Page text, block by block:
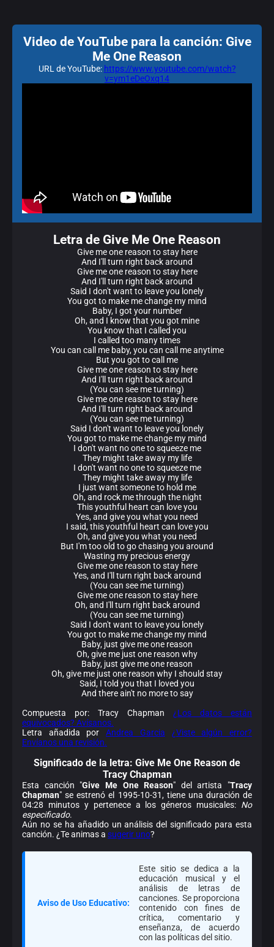
Video de YouTube para la canción: Give
Me One Reason
URL de YouTube: https://www.youtube.com/watch?
v=ym1eDeOxq14
Letra de Give Me One Reason
Give me one reason to stay here
And I'll turn right back around
Give me one reason to stay here
And I'll turn right back around
Said I don't want to leave you lonely
You got to make me change my mind
Baby, I got your number
Oh, and I know that you got mine
You know that I called you
I called too many times
You can call me baby, you can call me anytime
But you got to call me
Give me one reason to stay here
And I'll turn right back around
(You can see me turning)
Give me one reason to stay here
And I'll turn right back around
(You can see me turning)
Said I don't want to leave you lonely
You got to make me change my mind
I don't want no one to squeeze me
They might take away my life
I don't want no one to squeeze me
They might take away my life
I just want someone to hold me
Oh, and rock me through the night
This youthful heart can love you
Yes, and give you what you need
I said, this youthful heart can love you
Oh, and give you what you need
But I'm too old to go chasing you around
Wasting my precious energy
Give me one reason to stay here
Yes, and I'll turn right back around
(You can see me turning)
Give me one reason to stay here
Oh, and I'll turn right back around
(You can see me turning)
Said I don't want to leave you lonely
You got to make me change my mind
Baby, just give me one reason
Oh, give me just one reason why
Baby, just give me one reason
Oh, give me just one reason why I should stay
Said, I told you that I loved you
And there ain't no more to say
Compuesta por: Tracy Chapman ¿Los datos están
equivocados? Avísanos.
Letra añadida porAndrea Garcia
¿Viste algún error?
Envíanos una revisión.
Significado de la letra: Give Me One Reason de
Tracy Chapman
Esta canción "Give Me One Reason" del artista "Tracy
Chapman" se estrenó el 1995-10-31, tiene una duración de
04:28 minutos y pertenece a los géneros musicales: No
especificado.
Aún no se ha añadido un análisis del significado para esta
canción. ¿Te animas a sugerir uno?
Aviso de Uso Educativo:
Este sitio se dedica a la
educación musical y el
análisis de letras de
canciones. Se proporciona
contenido con fines de
crítica, comentario y
enseñanza, de acuerdo
con las políticas del sitio.